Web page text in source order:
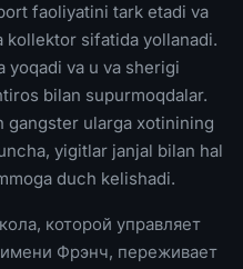
faoliyatini tark etadi va
kollektor sifatida yollanadi.
yoqadi va u va sherigi
bilan supurmoqdalar.
gangster ularga xotinining
yigitlar janjal bilan hal
duch kelishadi.
которой управляет
Фрэнч, переживает